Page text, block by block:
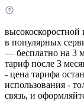
в популярных
— бесплатно на 3
тариф после 3
- цена тарифа
использования -
связь, и